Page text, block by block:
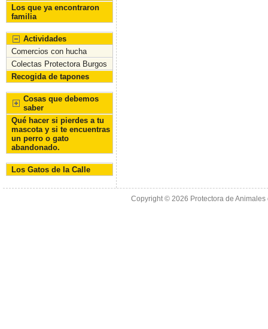
Los que ya encontraron
familia
Actividades
Comercios con hucha
Colectas Protectora Burgos
Recogida de tapones
Cosas que debemos
saber
Qué hacer si pierdes a tu
mascota y si te encuentras
un perro o gato
abandonado.
Los Gatos de la Calle
Copyright © 2026 Protectora de Animales